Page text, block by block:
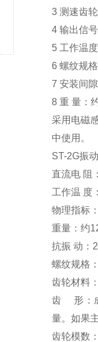
3 测速齿
4 输出信
5 工作温
6 螺纹规
7 安装间
8 重 量：
采用电磁
中使用。
ST-2G振
直流电 阻
工作温 度
物理指标
重量：约
抗振 动：
螺纹规格
齿轮材料
齿 形：成
量。如果
齿轮模数